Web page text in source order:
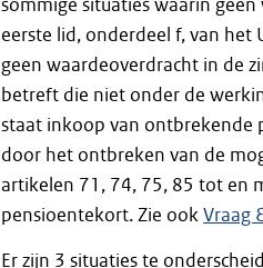
sommige situaties waarin
eerste lid, onderdeel f, van het
geen waardeoverdracht in de
betreft die niet onder de
staat inkoop van ontbrekende
door het ontbreken van de
artikelen 71, 74, 75, 85 tot en
pensioentekort. Zie ookVraag
Er zijn 3 situaties te